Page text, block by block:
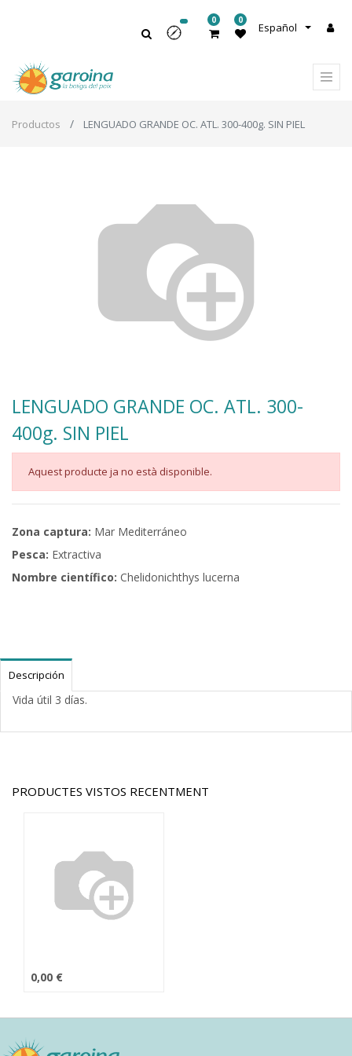
Español
0 0
Productos LENGUADO GRANDE OC. ATL. 300-400g. SIN PIEL
LENGUADO GRANDE OC. ATL. 300-
400g. SIN PIEL
Aquest producte ja no està disponible.
Zona captura: Mar Mediterráneo
Pesca: Extractiva
Nombre científico: Chelidonichthys lucerna
Descripción
Vida útil 3 días.
PRODUCTES VISTOS RECENTMENT
0,00 €